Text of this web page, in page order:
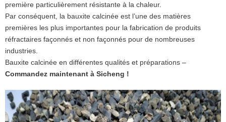
première particulièrement résistante à la chaleur.
Par conséquent, la bauxite calcinée est l’une des matières
premières les plus importantes pour la fabrication de produits
réfractaires façonnés et non façonnés pour de nombreuses
industries.
Bauxite calcinée en différentes qualités et préparations –
Commandez maintenant à Sicheng !